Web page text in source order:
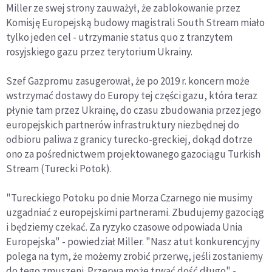
Miller ze swej strony zauważył, że zablokowanie przez
Komisję Europejską budowy magistrali South Stream miało
tylko jeden cel - utrzymanie status quo z tranzytem
rosyjskiego gazu przez terytorium Ukrainy.
Szef Gazpromu zasugerował, że po 2019 r. koncern może
wstrzymać dostawy do Europy tej części gazu, która teraz
płynie tam przez Ukrainę, do czasu zbudowania przez jego
europejskich partnerów infrastruktury niezbędnej do
odbioru paliwa z granicy turecko-greckiej, dokąd dotrze
ono za pośrednictwem projektowanego gazociągu Turkish
Stream (Turecki Potok).
"Tureckiego Potoku po dnie Morza Czarnego nie musimy
uzgadniać z europejskimi partnerami. Zbudujemy gazociąg
i będziemy czekać. Za ryzyko czasowe odpowiada Unia
Europejska" - powiedział Miller. "Nasz atut konkurencyjny
polega na tym, że możemy zrobić przerwę, jeśli zostaniemy